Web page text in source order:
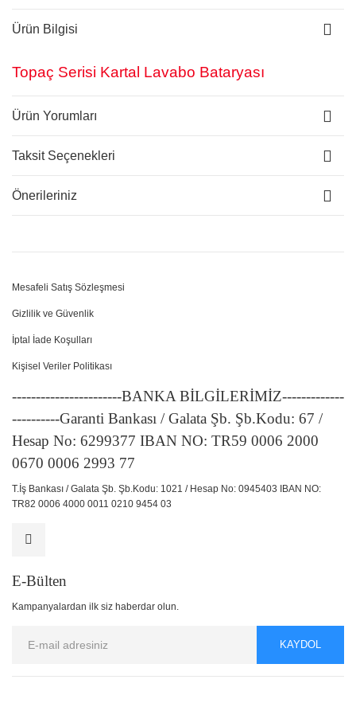
Ürün Bilgisi
Topaç Serisi Kartal Lavabo Bataryası
Ürün Yorumları
Taksit Seçenekleri
Önerileriniz
Mesafeli Satış Sözleşmesi
Gizlilik ve Güvenlik
İptal İade Koşulları
Kişisel Veriler Politikası
-----------------------BANKA BİLGİLERİMİZ-------------
----------Garanti Bankası / Galata Şb. Şb.Kodu: 67 /
Hesap No: 6299377 IBAN NO: TR59 0006 2000
0670 0006 2993 77
T.İş Bankası / Galata Şb. Şb.Kodu: 1021 / Hesap No: 0945403 IBAN NO:
TR82 0006 4000 0011 0210 9454 03
E-Bülten
Kampanyalardan ilk siz haberdar olun.
KAYDOL